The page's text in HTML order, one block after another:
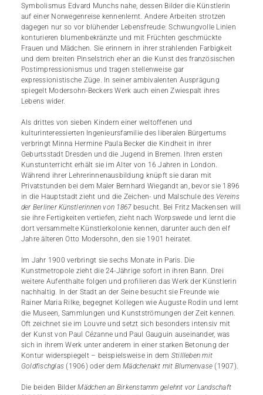
Symbolismus Edvard Munchs nahe, dessen Bilder die Künstlerin
auf einer Norwegenreise kennenlernt. Andere Arbeiten strotzen
dagegen nur so vor blühender Lebensfreude: Schwungvolle Linien
konturieren blumenbekränzte und mit Früchten geschmückte
Frauen und Mädchen. Sie erinnern in ihrer strahlenden Farbigkeit
und dem breiten Pinselstrich eher an die Kunst des französischen
Postimpressionismus und tragen stellenweise gar
expressionistische Züge. In seiner ambivalenten Ausprägung
spiegelt Modersohn-Beckers Werk auch einen Zwiespalt ihres
Lebens wider.
Als drittes von sieben Kindern einer weltoffenen und
kulturinteressierten Ingenieursfamilie des liberalen Bürgertums
verbringt Minna Hermine Paula Becker die Kindheit in ihrer
Geburtsstadt Dresden und die Jugend in Bremen. Ihren ersten
Kunstunterricht erhält sie im Alter von 16 Jahren in London.
Während ihrer Lehrerinnenausbildung knüpft sie daran mit
Privatstunden bei dem Maler Bernhard Wiegandt an, bevor sie 1896
in die Hauptstadt zieht und die Zeichen- und Malschule des Vereins
der Berliner Künstlerinnen von 1867 besucht. Bei Fritz Mackensen will
sie ihre Fertigkeiten vertiefen, zieht nach Worpswede und lernt die
dort versammelte Künstlerkolonie kennen, darunter auch den elf
Jahre älteren Otto Modersohn, den sie 1901 heiratet.
Im Jahr 1900 verbringt sie sechs Monate in Paris. Die
Kunstmetropole zieht die 24-Jährige sofort in ihren Bann. Drei
weitere Aufenthalte folgen und profilieren das Werk der Künstlerin
nachhaltig. In der Stadt an der Seine besucht sie Freunde wie
Rainer Maria Rilke, begegnet Kollegen wie Auguste Rodin und lernt
die Museen, Sammlungen und Kunstströmungen der Zeit kennen.
Oft zeichnet sie im Louvre und setzt sich besonders intensiv mit
der Kunst von Paul Cézanne und Paul Gauguin auseinander, was
sich in ihrem Werk unter anderem in einer starken Be­tonung der
Kontur widerspiegelt – beispielsweise in dem Stillleben mit
Goldfischglas (1906) oder demMädchenakt mit Blumenvase(1907).
Die beiden BilderMädchen an Birkenstamm gelehnt vor Landschaft